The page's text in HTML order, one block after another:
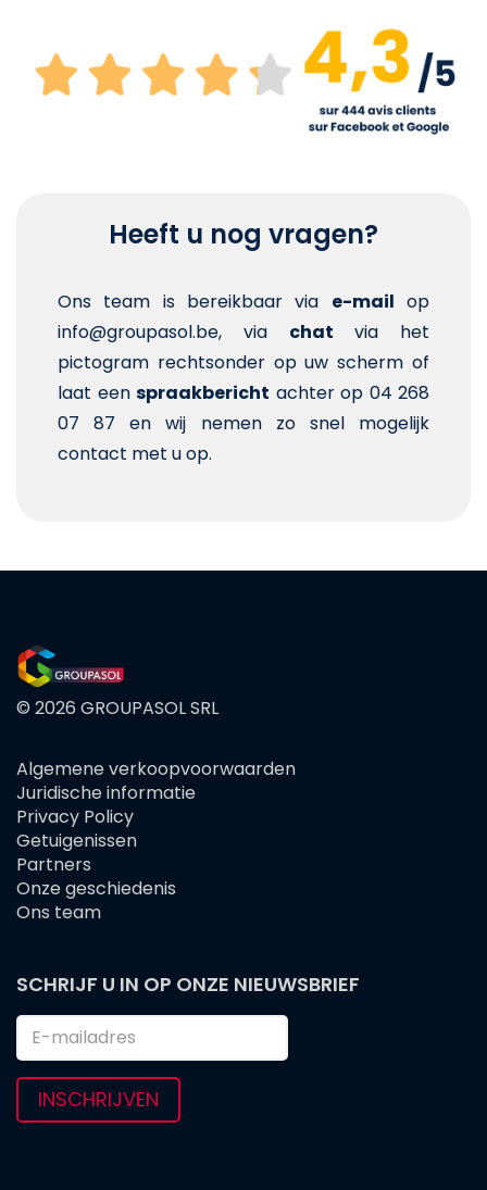
Heeft u nog vragen?
Ons team is bereikbaar via e-mail op
info@groupasol.be, via chat via het
pictogram rechtsonder op uw scherm of
laat een spraakbericht achter op 04 268
07 87 en wij nemen zo snel mogelijk
contact met u op.
© 2026 GROUPASOL SRL
FOOTER
MENU
Algemene verkoopvoorwaarden
Juridische informatie
Privacy Policy
Getuigenissen
Partners
Onze geschiedenis
Ons team
SCHRIJF U IN OP ONZE NIEUWSBRIEF
INSCHRIJVEN